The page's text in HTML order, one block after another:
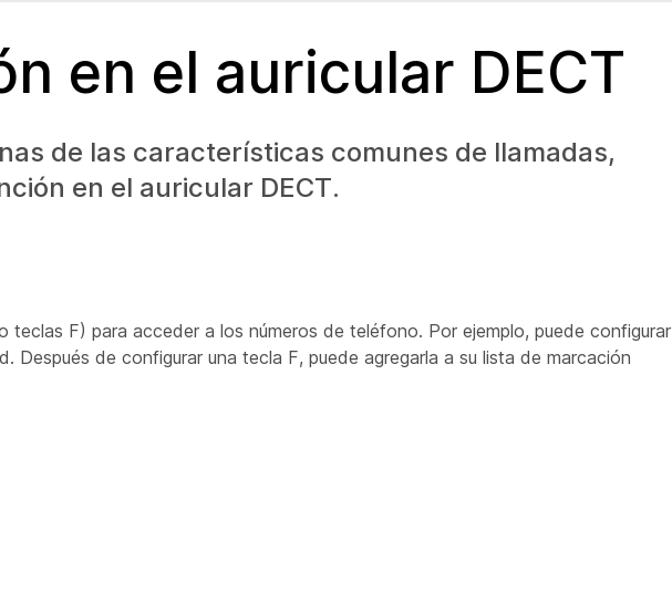
en el auricular DECT
de las características comunes de llamadas,
en el auricular DECT.
F) para acceder a los números de teléfono. Por ejemplo, puede configurar
Después de configurar una tecla F, puede agregarla a su lista de marcación